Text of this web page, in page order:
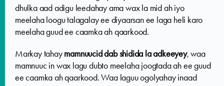
dhulka aad adigu leedahay ama wax la mid ah iyo
meelaha loogu talagalay ee diyaarsan ee laga heli karo
meelaha guud ee caamka ah qaarkood.
Markay tahaymamnuucid dab shidida la adkeeyey, waa
mamnuuc in wax lagu dubto meelaha joogtada ah ee guud
ee caamka ah qaarkood. Waa laguu ogolyahay inaad